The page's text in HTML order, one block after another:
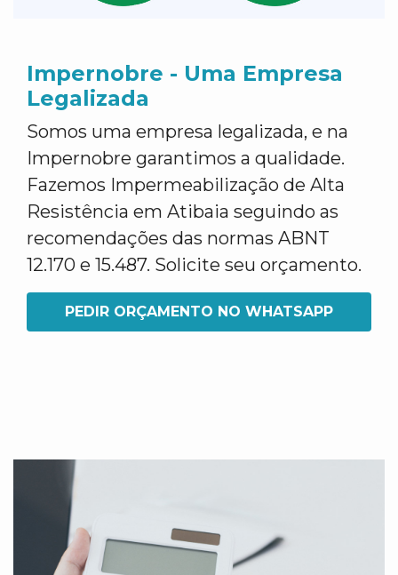
Impernobre - Uma Empresa
Legalizada
Somos uma empresa legalizada, e na
Impernobre garantimos a qualidade.
Fazemos Impermeabilização de Alta
Resistência em Atibaia seguindo as
recomendações das normas ABNT
12.170 e 15.487. Solicite seu orçamento.
PEDIR ORÇAMENTO NO WHATSAPP